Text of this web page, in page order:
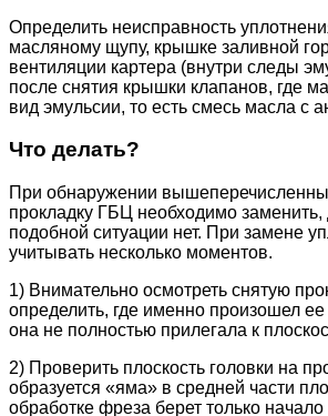
Определить неисправность
масляному щупу, крышке заливной
вентиляции картера (внутри следы
после снятия крышки клапанов, где
вид эмульсии, то есть смесь масла с
Что делать?
При обнаружении
прокладку ГБЦ необходимо заменить,
подобной ситуации нет. При замене
учитывать несколько моментов.
1) Внимательно осмотреть снятую
определить, где именно произошел
она не полностью прилегала к
2) Проверить плоскость головки на
образуется «яма» в средней части
обработке фреза берет только начало